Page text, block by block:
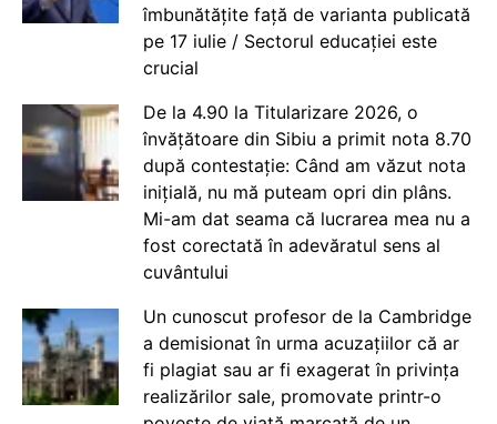
îmbunătățite față de varianta publicată
pe 17 iulie / Sectorul educației este
crucial
De la 4.90 la Titularizare 2026, o
învățătoare din Sibiu a primit nota 8.70
după contestație: Când am văzut nota
inițială, nu mă puteam opri din plâns.
Mi-am dat seama că lucrarea mea nu a
fost corectată în adevăratul sens al
cuvântului
Un cunoscut profesor de la Cambridge
a demisionat în urma acuzațiilor că ar
fi plagiat sau ar fi exagerat în privința
realizărilor sale, promovate printr-o